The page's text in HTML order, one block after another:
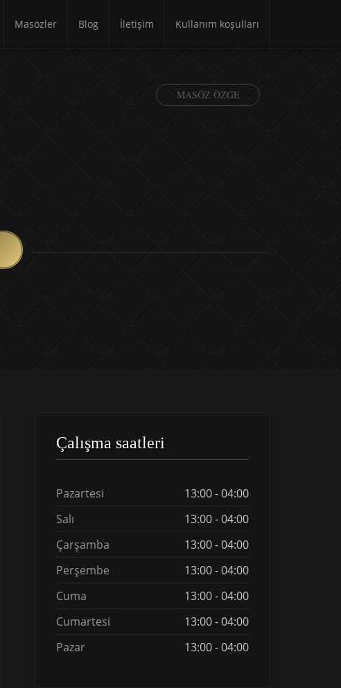
Masözler Blog İletişim Kullanım koşulları
MASÖZ ÖZGE
Çalışma saatleri
Pazartesi
13:00 - 04:00
Salı
13:00 - 04:00
Çarşamba
13:00 - 04:00
Perşembe
13:00 - 04:00
Cuma
13:00 - 04:00
Cumartesi
13:00 - 04:00
Pazar
13:00 - 04:00